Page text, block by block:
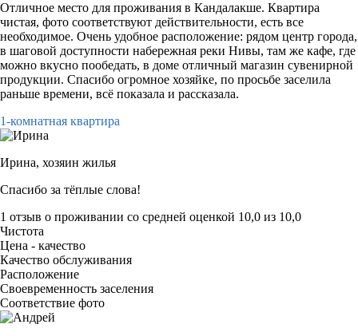
Отличное место для проживания в Кандалакше. Квартира
чистая, фото соответствуют действительности, есть все
необходимое. Очень удобное расположение: рядом центр города,
в шаговой доступности набережная реки Нивы, там же кафе, где
можно вкусно пообедать, в доме отличный магазин сувенирной
продукции. Спасибо огромное хозяйке, по просьбе заселила
раньше времени, всё показала и рассказала.
1-комнатная квартира
Ирина, хозяин жилья
Спасибо за тёплые слова!
1 отзыв о проживании со средней оценкой 10,0 из 10,0
Чистота
Цена - качество
Качество обслуживания
Расположение
Своевременность заселения
Соответствие фото